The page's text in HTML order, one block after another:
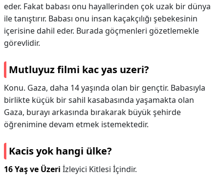
eder. Fakat babası onu hayallerinden çok uzak bir dünya
ile tanıştırır. Babası onu insan kaçakçılığı şebekesinin
içerisine dahil eder. Burada göçmenleri gözetlemekle
görevlidir.
Mutluyuz filmi kac yas uzeri?
Konu. Gaza, daha 14 yaşında olan bir gençtir. Babasıyla
birlikte küçük bir sahil kasabasında yaşamakta olan
Gaza, burayı arkasında bırakarak büyük şehirde
öğrenimine devam etmek istemektedir.
Kacis yok hangi ülke?
16 Yaş ve Üzeri İzleyici Kitlesi İçindir.